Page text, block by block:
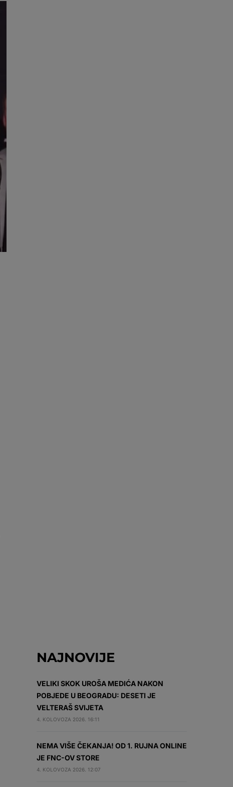
NAJNOVIJE
VELIKI SKOK UROŠA MEDIĆA NAKON
POBJEDE U BEOGRADU: DESETI JE
VELTERAŠ SVIJETA
4. KOLOVOZA 2026. 16:11
NEMA VIŠE ČEKANJA! OD 1. RUJNA ONLINE
JE FNC-OV STORE
4. KOLOVOZA 2026. 12:07